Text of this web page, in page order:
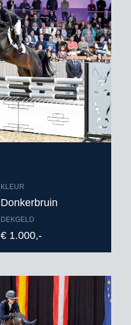
KLEUR
Donkerbruin
DEKGELD
€ 1.000,-